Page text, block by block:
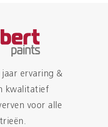
ervaring &
kwalitatief
voor alle